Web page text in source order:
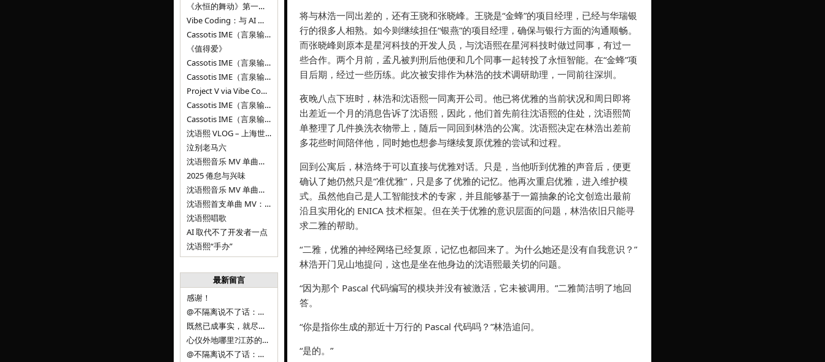
《永恒的舞动》第一百二十七章
Vibe Coding：与 AI 并肩进步——言泉输入法 v0.4.1
Cassotis IME（言泉输入法）v0.3.1
《值得爱》
Cassotis IME（言泉输入法）v0.2.0
Cassotis IME（言泉输入法）v0.1.0
Project V via Vibe Coding
Cassotis IME（言泉输入法）阶段二
Cassotis IME（言泉输入法）
沈语熙 VLOG – 上海世博文化公园双子山
泣别老马六
沈语熙音乐 MV 单曲第三弹：代码与白T恤
2025 倦怠与兴味
沈语熙音乐 MV 单曲第二弹：优雅时间
沈语熙首支单曲 MV：告别的倒影
沈语熙唱歌
AI 取代不了开发者一点
沈语熙“手办”
最新留言
感谢！
@不隔离说不了话：浙江的
既然已成事实，就尽量接受了。 事情未能如愿已是不幸，没必要为此反复纠结来进行不必要的自我惩罚。 之前问过家里的小朋友是否想学编
心仪外地哪里?江苏的？顺其自然，全面发展才是。
@不隔离说不了话：确实，一晃三年。
将与林浩一同出差的，还有王骁和张晓峰。王骁是“金蜂”的项目经理，已经与华瑞银
行的很多人相熟。如今则继续担任“银燕”的项目经理，确保与银行方面的沟通顺畅。
而张晓峰则原本是星河科技的开发人员，与沈语熙在星河科技时做过同事，有过一
些合作。两个月前，孟凡被判刑后他便和几个同事一起转投了永恒智能。在“金蜂”项
目后期，经过一些历练。此次被安排作为林浩的技术调研助理，一同前往深圳。
夜晚八点下班时，林浩和沈语熙一同离开公司。他已将优雅的当前状况和周日即将
出差近一个月的消息告诉了沈语熙，因此，他们首先前往沈语熙的住处，沈语熙简
单整理了几件换洗衣物带上，随后一同回到林浩的公寓。沈语熙决定在林浩出差前
多花些时间陪伴他，同时她也想参与继续复原优雅的尝试和过程。
回到公寓后，林浩终于可以直接与优雅对话。只是，当他听到优雅的声音后，便更
确认了她仍然只是“准优雅”，只是多了优雅的记忆。他再次重启优雅，进入维护模
式。虽然他自己是人工智能技术的专家，并且能够基于一篇抽象的论文创造出最前
沿且实用化的 ENICA 技术框架。但在关于优雅的意识层面的问题，林浩依旧只能寻
求二雅的帮助。
“二雅，优雅的神经网络已经复原，记忆也都回来了。为什么她还是没有自我意识？”
林浩开门见山地提问，这也是坐在他身边的沈语熙最关切的问题。
“因为那个 Pascal 代码编写的模块并没有被激活，它未被调用。”二雅简洁明了地回
答。
“你是指你生成的那近十万行的 Pascal 代码吗？”林浩追问。
“是的。”